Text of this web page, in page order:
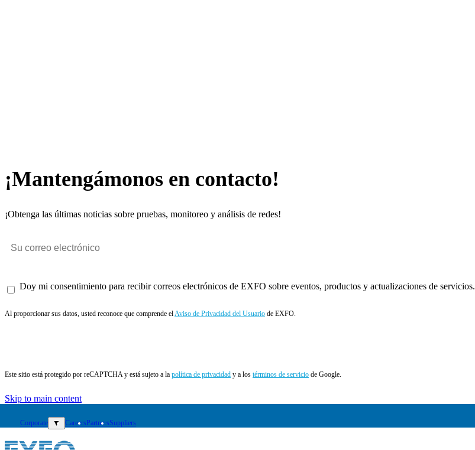
¡Mantengámonos en contacto!
¡Obtenga las últimas noticias sobre pruebas, monitoreo y análisis de redes!
Doy mi consentimiento para recibir correos electrónicos de EXFO sobre eventos, productos y actualizaciones de servicios.
Al proporcionar sus datos, usted reconoce que comprende elAviso de Privacidad del Usuario de EXFO.
Este sitio está protegido por reCAPTCHA y está sujeto a la política de privacidad y a los términos de servicio de Google.
Skip to main content
Corporate ▼ CareersPartnersSuppliers